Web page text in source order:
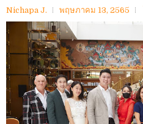
Nichapa J. พฤษภาคม 13, 2565